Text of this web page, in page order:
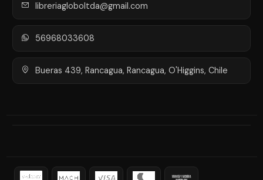
libreriagloboltda@gmail.com
56968033608
Bueras 439, Rancagua, Rancagua, O'Higgins, Chile